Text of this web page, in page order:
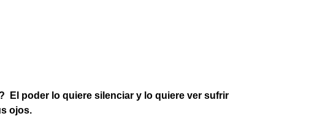
El poder lo quiere silenciar y lo quiere ver sufrir
ojos.